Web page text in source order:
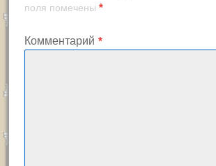
поля помечены *
Комментарий *